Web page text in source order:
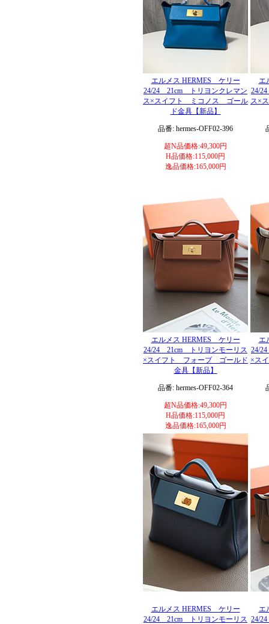
エルメス HERMES ケリー
24/24 21cm トリヨンクレマン
ス×スイフト ミコノス ゴール
ド金具【新品】
品番: hermes-OFF02-396
超N品価格:49,300円
H品価格:115,000円
逸品価格:165,000円
エ
24/
ス×
エルメス HERMES ケリー
24/24 21cm トリヨンモーリス
×スイフト フォーブ ゴールド
金具【新品】
品番: hermes-OFF02-364
超N品価格:49,300円
H品価格:115,000円
逸品価格:165,000円
エ
24/
×ス
エルメス HERMES ケリー
24/24 21cm トリヨンモーリス
エ
24/